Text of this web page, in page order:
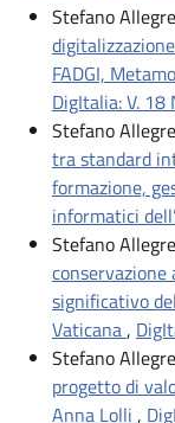
Stefano
FADGI,
DigItalia: V. 18
Stefano
tra standard
formazione,
informatici
Stefano
significativo
Vaticana,
Stefano
progetto di
Anna Lolli ,